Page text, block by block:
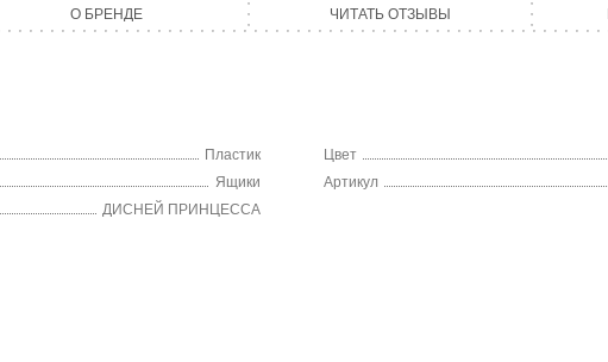
О БРЕНДЕ ЧИТАТЬ ОТЗЫВЫ
Пластик Цвет
Ящики Артикул
ДИСНЕЙ ПРИНЦЕССА